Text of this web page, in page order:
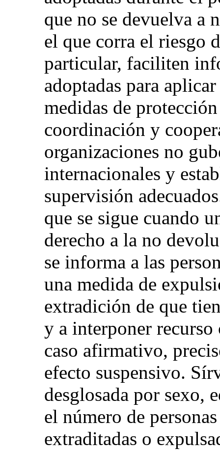
que no se devuelva a
el que corra el riesgo
particular, faciliten
adoptadas para
medidas de
coordinación y
organizaciones no
internacionales y
supervisión
que se sigue cuando
derecho a la no
se informa a las
una medida de
extradición de que
y a interponer
caso afirmativo,
efecto suspensivo.
desglosada por sexo,
el número de
extraditadas o